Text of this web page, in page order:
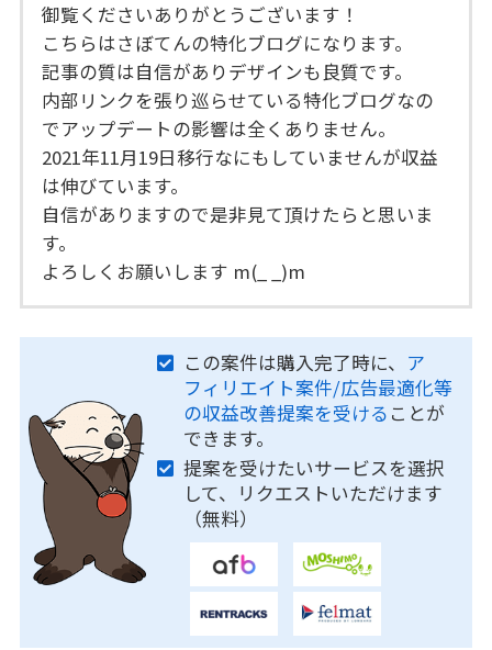
御覧くださいありがとうございます！
こちらはさぼてんの特化ブログになります。
記事の質は自信がありデザインも良質です。
内部リンクを張り巡らせている特化ブログなの
でアップデートの影響は全くありません。
2021年11月19日移行なにもしていませんが収益
は伸びています。
自信がありますので是非見て頂けたらと思いま
す。
よろしくお願いします m(_ _)m
この案件は購入完了時に、 ア
フィリエイト案件/広告最適化等
の収益改善提案を受ける ことが
できます。
提案を受けたいサービスを選択
して、リクエストいただけます
（無料）